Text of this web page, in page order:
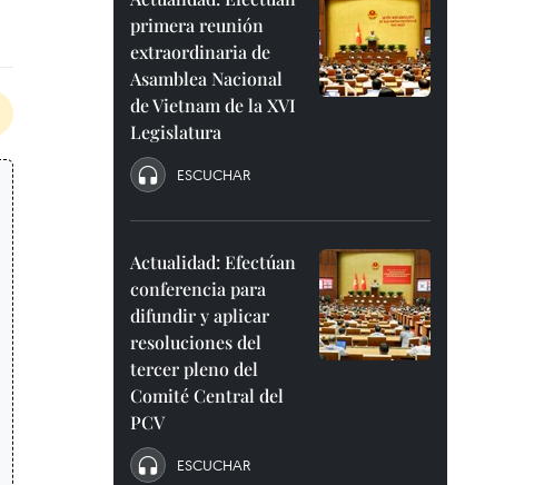
primera reunión
extraordinaria de
Asamblea Nacional
de Vietnam de la XVI
Legislatura
ESCUCHAR
Actualidad: Efectúan
conferencia para
difundir y aplicar
resoluciones del
tercer pleno del
Comité Central del
PCV
ESCUCHAR